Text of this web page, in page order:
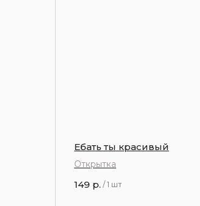
Ебать ты красивый
Открытка
149 р. / 1 шт